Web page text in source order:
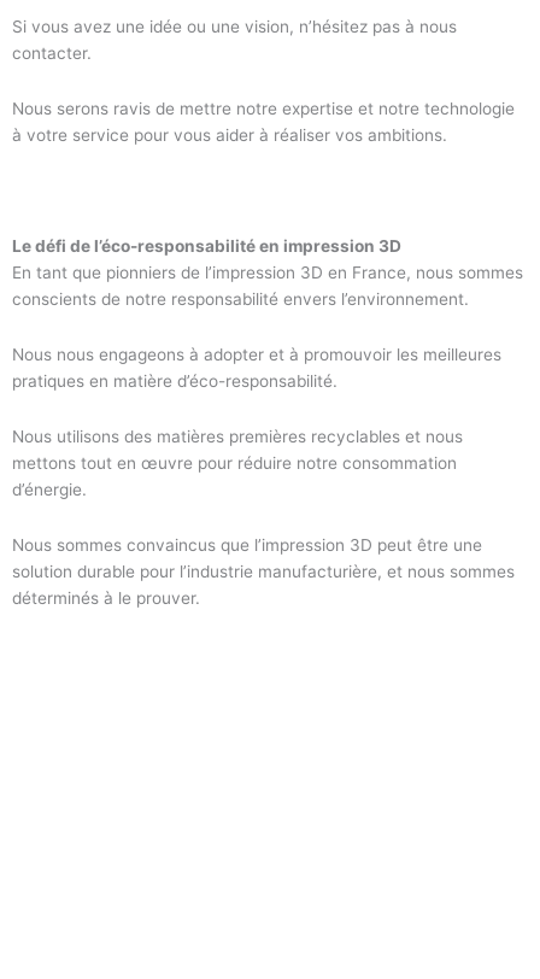
Si vous avez une idée ou une vision, n’hésitez pas à nous
contacter.
Nous serons ravis de mettre notre expertise et notre technologie
à votre service pour vous aider à réaliser vos ambitions.
Le défi de l’éco-responsabilité en impression 3D
En tant que pionniers de l’impression 3D en France, nous sommes
conscients de notre responsabilité envers l’environnement.
Nous nous engageons à adopter et à promouvoir les meilleures
pratiques en matière d’éco-responsabilité.
Nous utilisons des matières premières recyclables et nous
mettons tout en œuvre pour réduire notre consommation
d’énergie.
Nous sommes convaincus que l’impression 3D peut être une
solution durable pour l’industrie manufacturière, et nous sommes
déterminés à le prouver.